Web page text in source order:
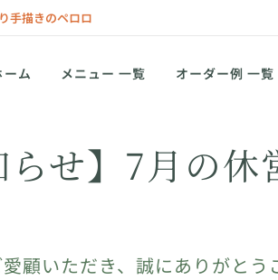
手描きのペロロ
ーム メニュー 一覧 オーダー例 一覧
らせ】7月の
顧いただき、誠にありがと